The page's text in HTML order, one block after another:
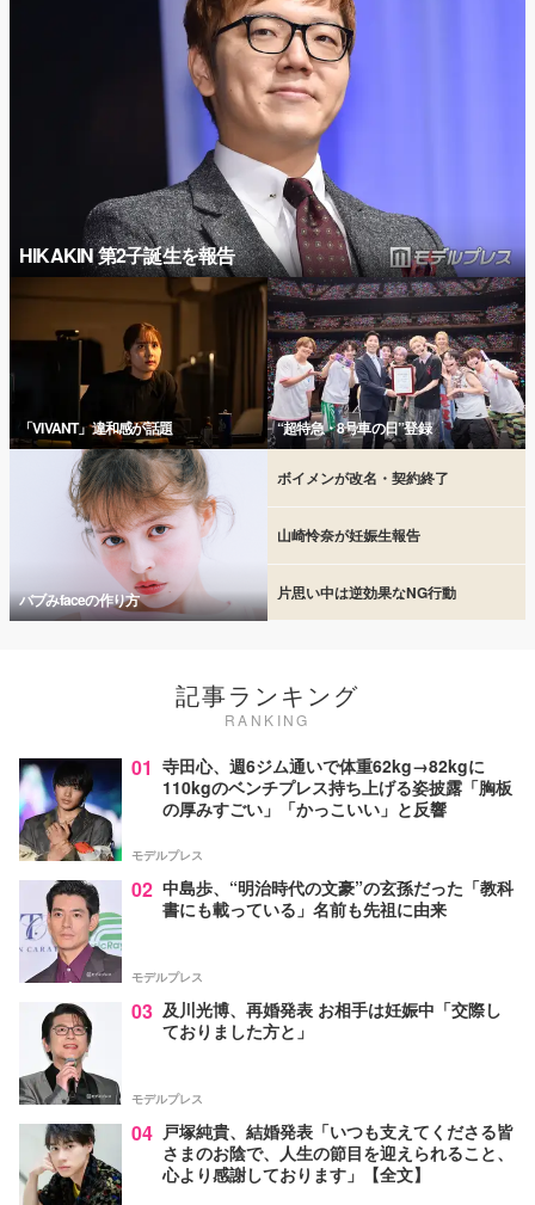
HIKAKIN 第2子誕生を報告
「VIVANT」違和感が話題 “超特急・8号車の日”登録
バブみfaceの作り方
ボイメンが改名・契約終了
山崎怜奈が妊娠生報告
片思い中は逆効果なNG行動
記事ランキング
RANKING
01 寺田心、週6ジム通いで体重62kg→82kgに
110kgのベンチプレス持ち上げる姿披露「胸板
の厚みすごい」「かっこいい」と反響
モデルプレス
02 中島歩、“明治時代の文豪”の玄孫だった「教科
書にも載っている」名前も先祖に由来
モデルプレス
03 及川光博、再婚発表 お相手は妊娠中「交際し
ておりました方と」
モデルプレス
04 戸塚純貴、結婚発表「いつも支えてくださる皆
さまのお陰で、人生の節目を迎えられること、
心より感謝しております」【全文】